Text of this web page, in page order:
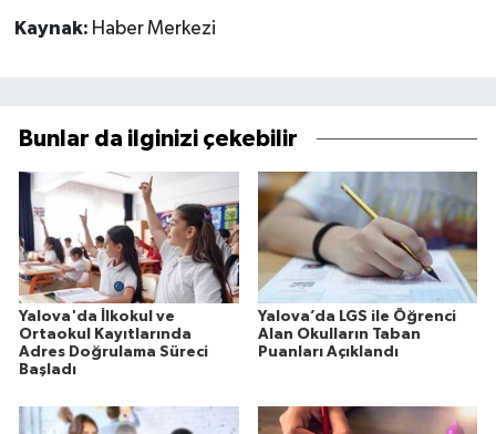
Kaynak: Haber Merkezi
Bunlar da ilginizi çekebilir
Yalova'da İlkokul ve
Ortaokul Kayıtlarında
Adres Doğrulama Süreci
Başladı
Yalova’da LGS ile Öğrenci
Alan Okulların Taban
Puanları Açıklandı